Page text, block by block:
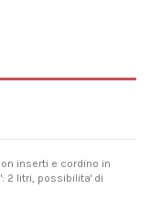
inserti e cordino in
2 litri, possibilita' di